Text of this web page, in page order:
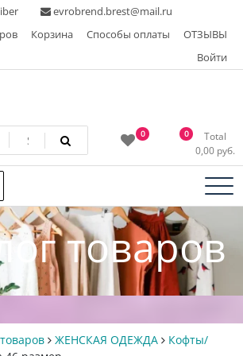
evrobrend.brest@mail.ru
Корзина Способы оплаты
ОТЗЫВЫ
Войти
магазин одежды
0 0
Total
0,00 руб.
товаров
ЖЕНСКАЯ ОДЕЖДА
Кофты/